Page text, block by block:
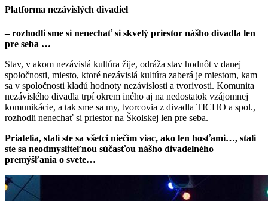
Platforma nezávislých divadiel
– rozhodli sme si nenechať si skvelý priestor nášho divadla len
pre seba …
Stav, v akom nezávislá kultúra žije, odráža stav hodnôt v danej
spoločnosti, miesto, ktoré nezávislá kultúra zaberá je miestom, kam
sa v spoločnosti kladú hodnoty nezávislosti a tvorivosti. Komunita
nezávislého divadla trpí okrem iného aj na nedostatok vzájomnej
komunikácie, a tak sme sa my, tvorcovia z divadla TICHO a spol.,
rozhodli nenechať si priestor na Školskej len pre seba.
Priatelia, stali ste sa všetci niečím viac, ako len hosťami…, stali
ste sa neodmysliteľnou súčasťou nášho divadelného
premýšľania o svete…